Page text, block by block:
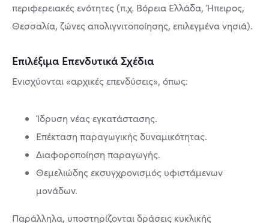
περιφερειακές ενότητες (π.χ. Βόρεια Ελλάδα, Ήπειρος,
Θεσσαλία, ζώνες απολιγνιτοποίησης, επιλεγμένα νησιά).
Επιλέξιμα Επενδυτικά Σχέδια
Ενισχύονται «αρχικές επενδύσεις», όπως:
Ίδρυση νέας εγκατάστασης.
Επέκταση παραγωγικής δυναμικότητας.
Διαφοροποίηση παραγωγής.
Θεμελιώδης εκσυγχρονισμός υφιστάμενων
μονάδων.
Παράλληλα, υποστηρίζονται δράσεις κυκλικής